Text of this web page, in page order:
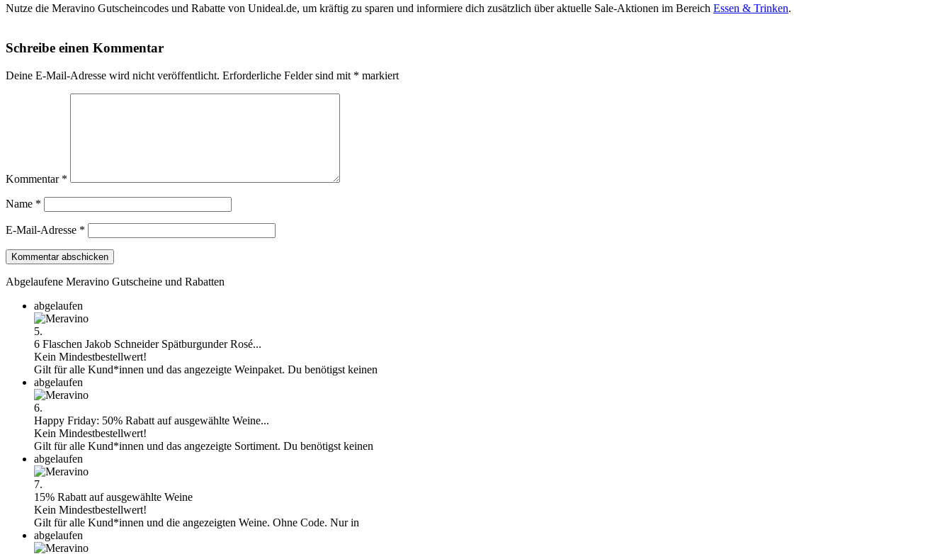
Nutze die Meravino Gutscheincodes und Rabatte von Unideal.de, um kräftig zu sparen und informiere dich zusätzlich über aktuelle Sale-Aktionen im Bereich Essen & Trinken.
Schreibe einen Kommentar
Deine E-Mail-Adresse wird nicht veröffentlicht. Erforderliche Felder sind mit * markiert
Kommentar *
Name *
E-Mail-Adresse *
Abgelaufene Meravino Gutscheine und Rabatten
abgelaufen
5.
6 Flaschen Jakob Schneider Spätburgunder Rosé...
Kein Mindestbestellwert!
Gilt für alle Kund*innen und das angezeigte Weinpaket. Du benötigst keinen
abgelaufen
6.
Happy Friday: 50% Rabatt auf ausgewählte Weine...
Kein Mindestbestellwert!
Gilt für alle Kund*innen und das angezeigte Sortiment. Du benötigst keinen
abgelaufen
7.
15% Rabatt auf ausgewählte Weine
Kein Mindestbestellwert!
Gilt für alle Kund*innen und die angezeigten Weine. Ohne Code. Nur in
abgelaufen